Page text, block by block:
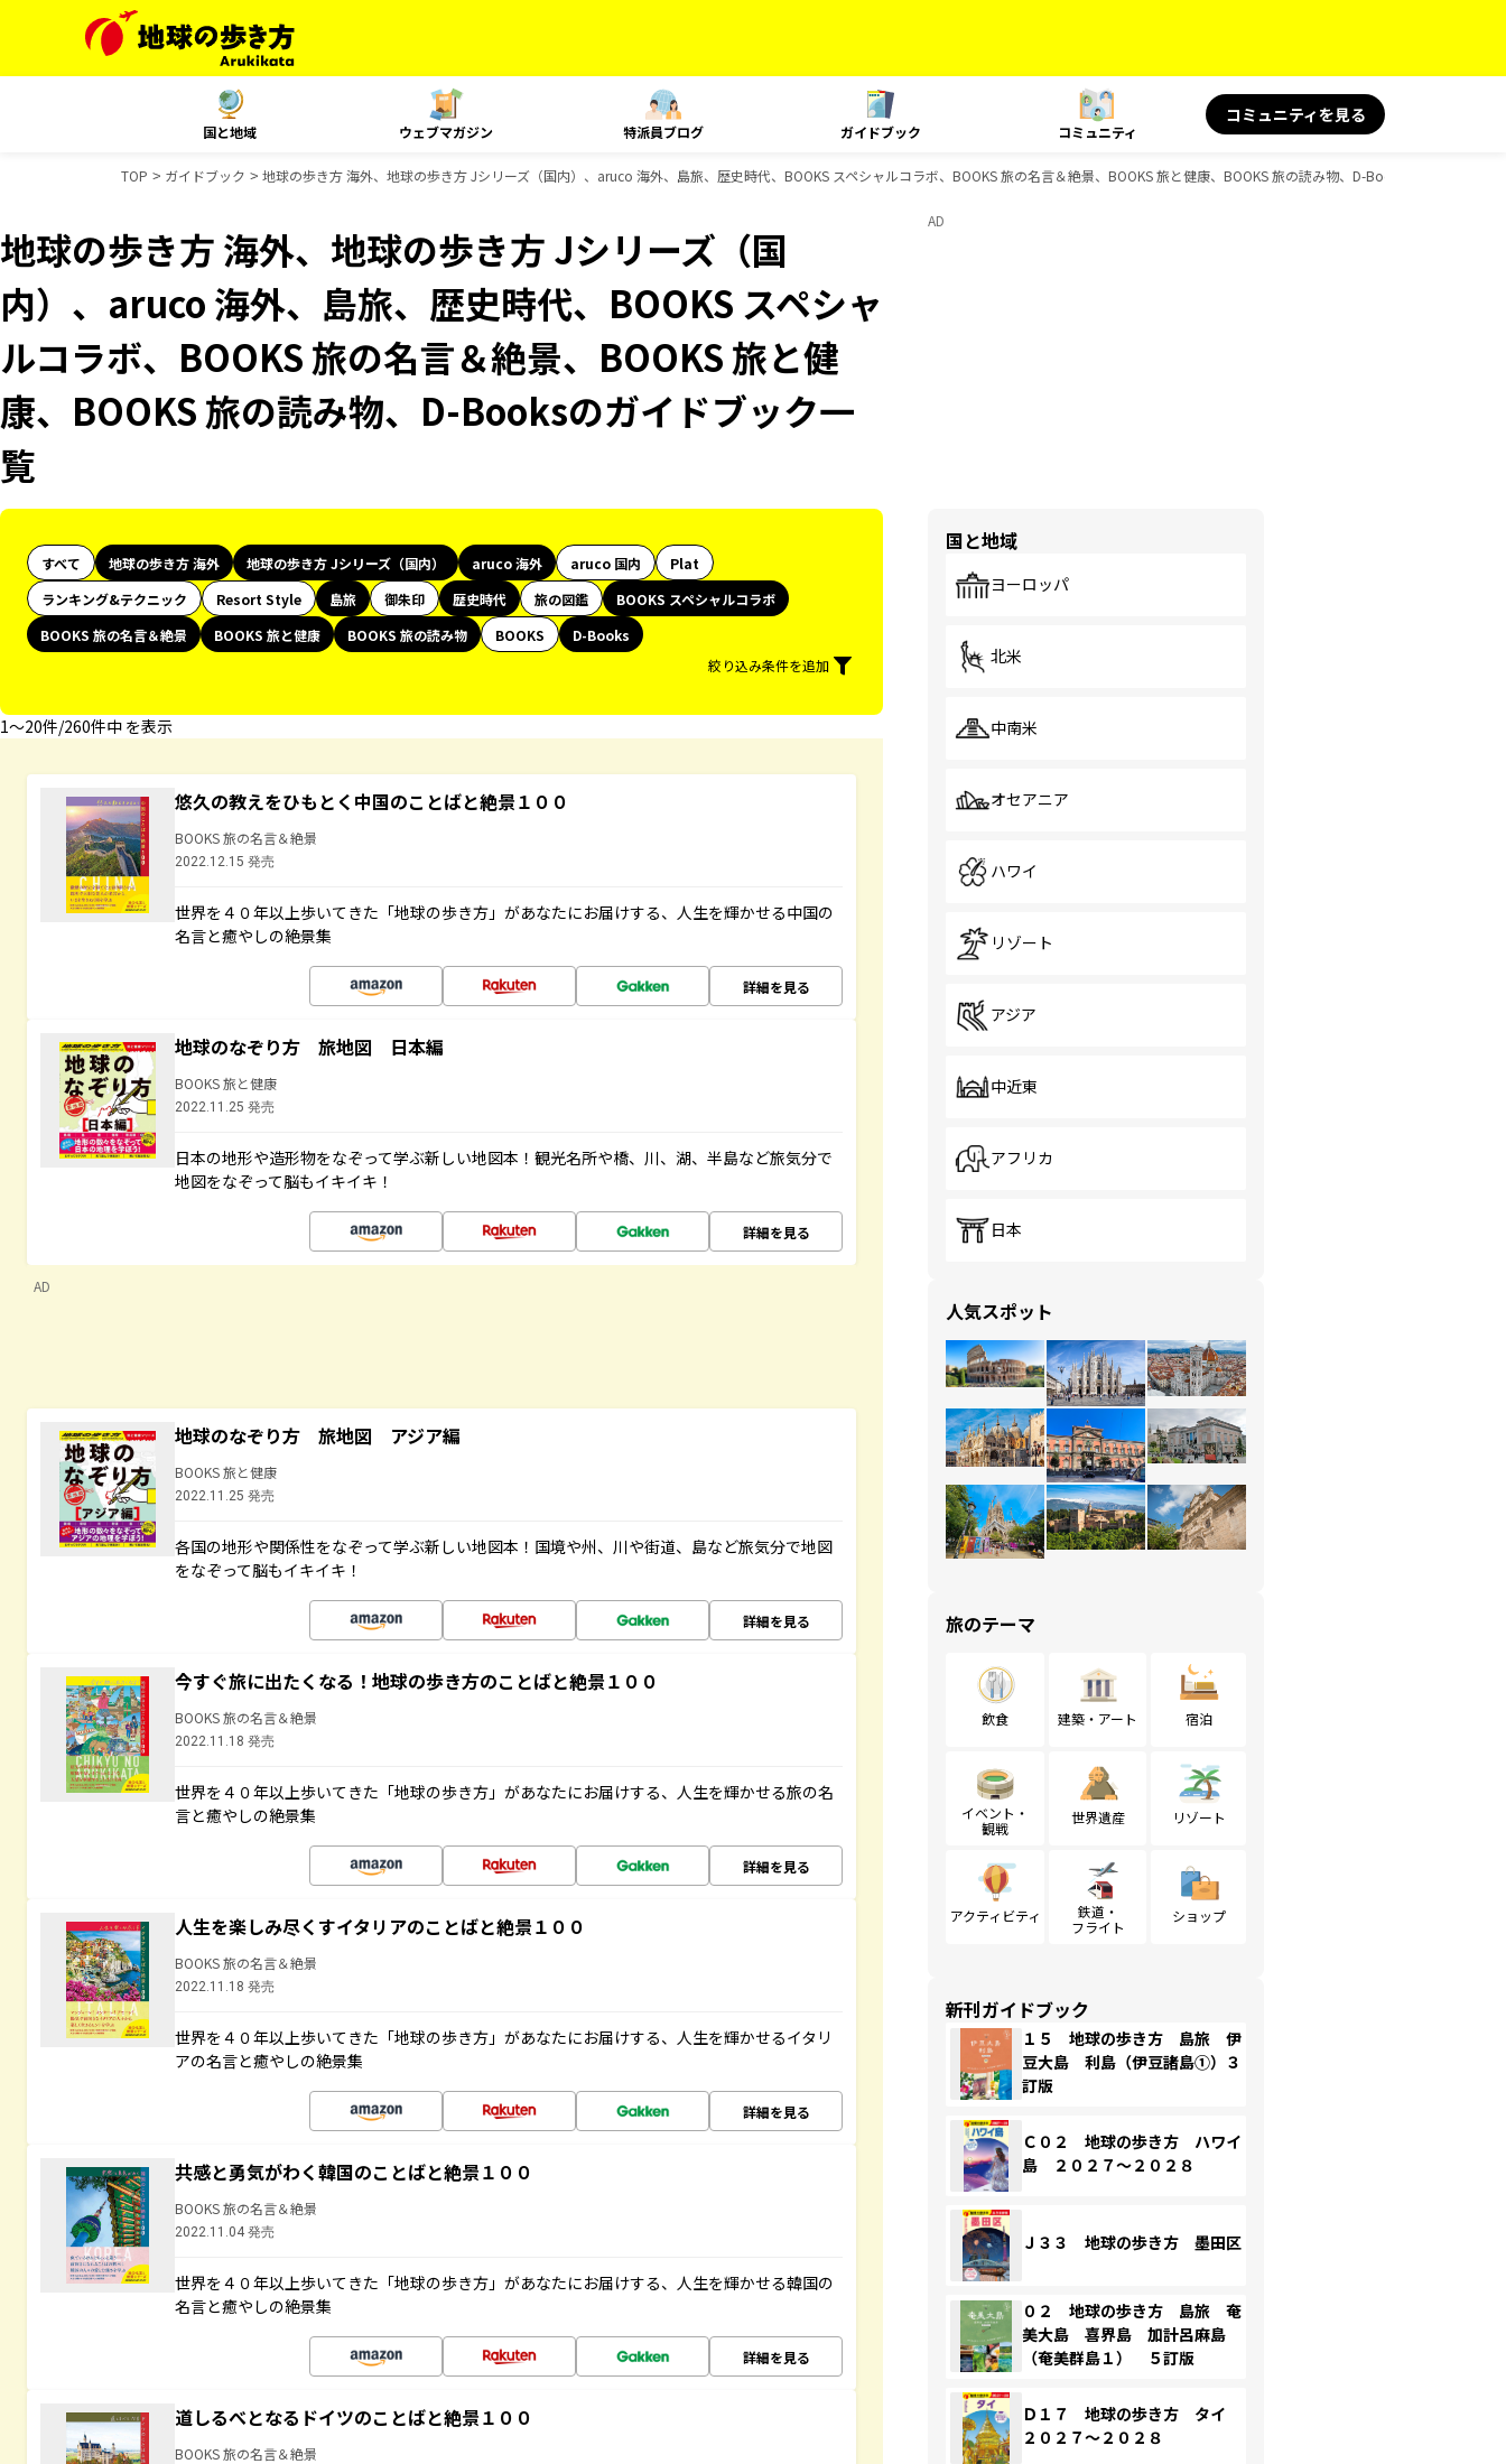
国と地域 ウェブマガジン 特派員ブログ ガイドブック コミュニティ
コミュニティを見る
TOP ガイドブック 地球の歩き方 海外、地球の歩き方 Jシリーズ（国内）、aruco 海外、島旅、歴史時代、BOOKS スペシャルコラボ、BOOKS 旅の名言＆絶景、BOOKS 旅と健康、BOOKS 旅の読み物、D-Booksのガイドブック
地球の歩き方 海外、地球の歩き方 Jシリーズ（国
内）、aruco 海外、島旅、歴史時代、BOOKS スペシャ
ルコラボ、BOOKS 旅の名言＆絶景、BOOKS 旅と健
康、BOOKS 旅の読み物、D-Booksのガイドブック一
覧
すべて 地球の歩き方 海外 地球の歩き方 Jシリーズ（国内） aruco 海外 aruco 国内
Plat
ランキング&テクニック
Resort Style 島旅 御朱印 歴史時代 旅の図鑑
BOOKS スペシャルコラボ
BOOKS 旅の名言＆絶景
BOOKS 旅と健康 BOOKS 旅の読み物 BOOKS
D-Books
絞り込み条件を追加
1〜20件/260件中 を表示
悠久の教えをひもとく中国のことばと絶景１００
BOOKS 旅の名言＆絶景
2022.12.15 発売
世界を４０年以上歩いてきた「地球の歩き方」があなたにお届けする、人生を輝かせる中国の
名言と癒やしの絶景集
詳細を見る
地球のなぞり方 旅地図 日本編
BOOKS 旅と健康
2022.11.25 発売
日本の地形や造形物をなぞって学ぶ新しい地図本！観光名所や橋、川、湖、半島など旅気分で
地図をなぞって脳もイキイキ！
詳細を見る
AD
地球のなぞり方 旅地図 アジア編
BOOKS 旅と健康
2022.11.25 発売
各国の地形や関係性をなぞって学ぶ新しい地図本！国境や州、川や街道、島など旅気分で地図
をなぞって脳もイキイキ！
詳細を見る
今すぐ旅に出たくなる！地球の歩き方のことばと絶景１００
BOOKS 旅の名言＆絶景
2022.11.18 発売
世界を４０年以上歩いてきた「地球の歩き方」があなたにお届けする、人生を輝かせる旅の名
言と癒やしの絶景集
詳細を見る
人生を楽しみ尽くすイタリアのことばと絶景１００
BOOKS 旅の名言＆絶景
2022.11.18 発売
世界を４０年以上歩いてきた「地球の歩き方」があなたにお届けする、人生を輝かせるイタリ
アの名言と癒やしの絶景集
詳細を見る
共感と勇気がわく韓国のことばと絶景１００
BOOKS 旅の名言＆絶景
2022.11.04 発売
世界を４０年以上歩いてきた「地球の歩き方」があなたにお届けする、人生を輝かせる韓国の
名言と癒やしの絶景集
詳細を見る
道しるべとなるドイツのことばと絶景１００
BOOKS 旅の名言＆絶景
AD
国と地域
ヨーロッパ
北米
中南米
オセアニア
ハワイ
リゾート
アジア
中近東
アフリカ
日本
人気スポット
旅のテーマ
飲食 建築・アート 宿泊
イベント・
観戦
世界遺産 リゾート
アクティビティ
鉄道・
フライト
ショップ
新刊ガイドブック
１５ 地球の歩き方 島旅 伊
豆大島 利島（伊豆諸島①）３
訂版
Ｃ０２ 地球の歩き方 ハワイ
島 ２０２７～２０２８
Ｊ３３ 地球の歩き方 墨田区
０２ 地球の歩き方 島旅 奄
美大島 喜界島 加計呂麻島
（奄美群島１） ５訂版
Ｄ１７ 地球の歩き方 タイ
２０２７～２０２８